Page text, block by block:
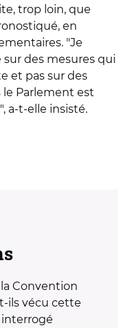
trop loin, que
en
"Je
des mesures qui
et pas sur des
le Parlement est
a-t-elle insisté.
Convention
ils vécu cette
interrogé